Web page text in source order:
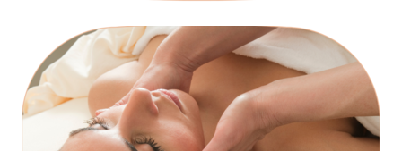
CONTACTOS